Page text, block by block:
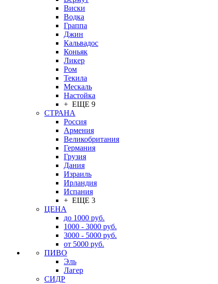
Виски
Водка
Граппа
Джин
Кальвадос
Коньяк
Ликер
Ром
Текила
Мескаль
Настойка
+ ЕЩЕ 9
СТРАНА
Россия
Армения
Великобритания
Германия
Грузия
Дания
Израиль
Ирландия
Испания
+ ЕЩЕ 3
ЦЕНА
до 1000 руб.
1000 - 3000 руб.
3000 - 5000 руб.
от 5000 руб.
ПИВО
Эль
Лагер
СИДР